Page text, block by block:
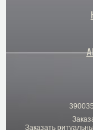
Заказать